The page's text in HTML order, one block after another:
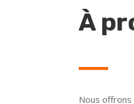
À
Nous